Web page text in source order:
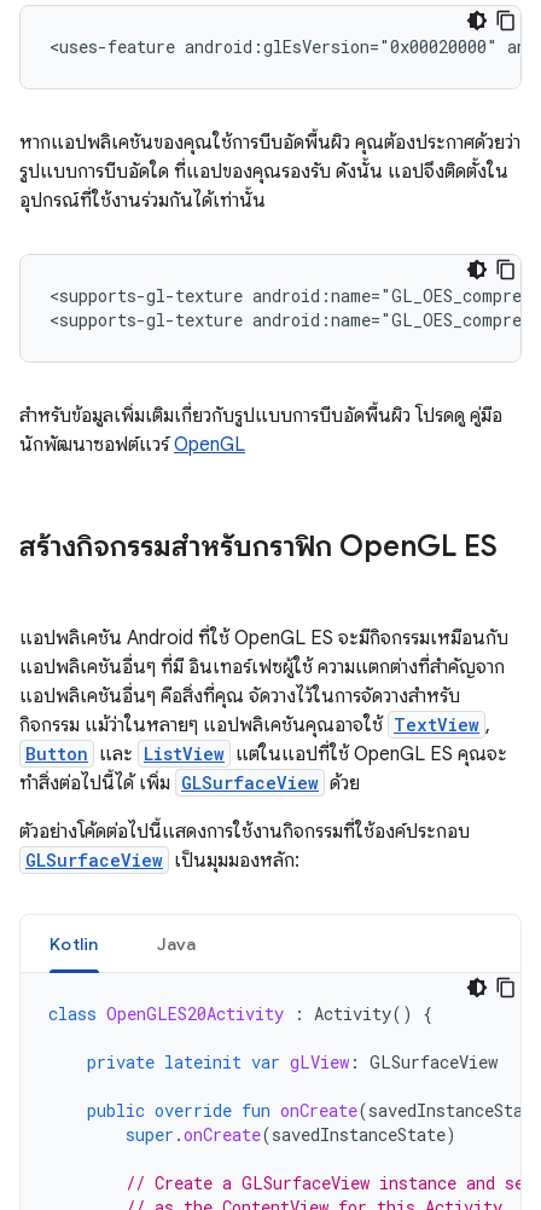
<uses-feature android:glEsVersion="0x00020000"
หากแอปพลิเคชันของคุณใช้การบีบอัดพื้นผิว คุณต้องประกาศด้วยว่า
รูปแบบการบีบอัดใด ที่แอปของคุณรองรับ ดังนั้น แอปจึงติดตั้งใน
อุปกรณ์ที่ใช้งานร่วมกันได้เท่านั้น
<supports-gl-texture
<supports-gl-texture
สำหรับข้อมูลเพิ่มเติมเกี่ยวกับรูปแบบการบีบอัดพื้นผิว โปรดดู คู่มือ
นักพัฒนาซอฟต์แวร์OpenGL
สร้างกิจกรรมสำหรับกราฟิก OpenGL ES
แอปพลิเคชัน Android ที่ใช้ OpenGL ES จะมีกิจกรรมเหมือนกับ
แอปพลิเคชันอื่นๆ ที่มี อินเทอร์เฟซผู้ใช้ ความแตกต่างที่สำคัญจาก
แอปพลิเคชันอื่นๆ คือสิ่งที่คุณ จัดวางไว้ในการจัดวางสำหรับ
กิจกรรม แม้ว่าในหลายๆ แอปพลิเคชันคุณอาจใช้ TextView ,
Button และ ListView แต่ในแอปที่ใช้ OpenGL ES คุณจะ
ทำสิ่งต่อไปนี้ได้ เพิ่ม GLSurfaceView ด้วย
ตัวอย่างโค้ดต่อไปนี้แสดงการใช้งานกิจกรรมที่ใช้องค์ประกอบ
GLSurfaceView เป็นมุมมองหลัก:
Kotlin Java
class OpenGLES20Activity : Activity() {
private lateinit var gLView : GLSurfaceView
public override fun onCreate(savedInstanceState
super .onCreate(savedInstanceState)
// Create a GLSurfaceView instance and